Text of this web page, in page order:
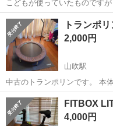
こどもが使っていたものです
ます。
長野 下伊那郡 川路駅
トランポリ
2,000円
山吹駅
中古のトランポリンです。 本
器具までついてます。 補助は
お渡し。 引き取りにこれる方で。 場所は下伊那郡松川町 マットやカ
バーに傷等ありますが、 ...
長野 下伊那郡
トランポリン
FITBOX
4,000円